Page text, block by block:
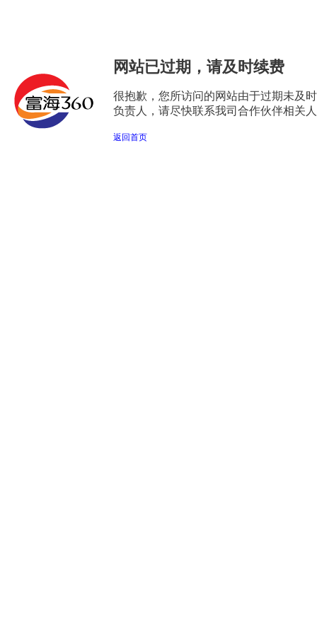
网站已过期，请及时续费
很抱歉，您所访问的网站由于过期未及
负责人，请尽快联系我司合作伙伴相关
返回首页